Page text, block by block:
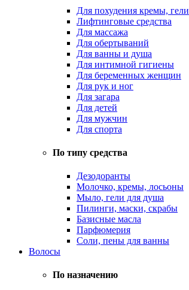
Для похудения кремы, гели
Лифтинговые средства
Для массажа
Для обертываний
Для ванны и душа
Для интимной гигиены
Для беременных женщин
Для рук и ног
Для загара
Для детей
Для мужчин
Для спорта
По типу средства
Дезодоранты
Молочко, кремы, лосьоны
Мыло, гели для душа
Пилинги, маски, скрабы
Базисные масла
Парфюмерия
Соли, пены для ванны
Волосы
По назначению